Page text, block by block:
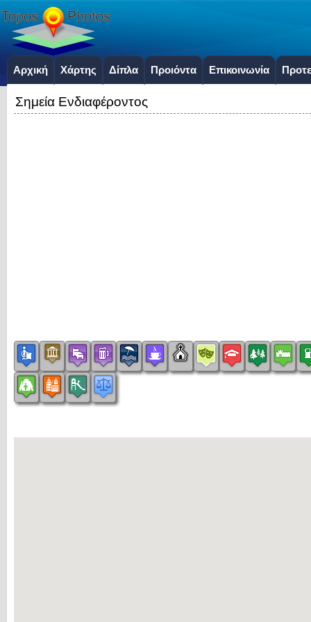
Αρχική Χάρτης Δίπλα Προιόντα Επικοινωνία
Σημεία Ενδιαφέροντος